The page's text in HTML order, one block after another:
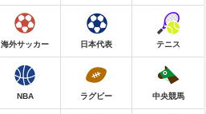
海外サッカー 日本代表 テニス
NBA ラグビー 中央競馬